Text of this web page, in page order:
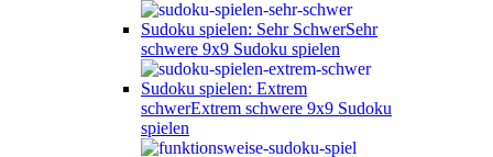
Sudoku spielen: Sehr SchwerSehr
schwere 9x9 Sudoku spielen
Sudoku spielen: Extrem
schwerExtrem schwere 9x9 Sudoku
spielen